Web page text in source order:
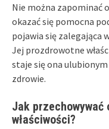
Nie można zapominać
okazać się pomocna
pojawia się zalegająca
Jej prozdrowotne
staje się ona
zdrowie.
Jak przechowywać
właściwości?